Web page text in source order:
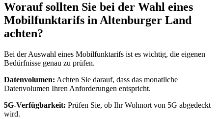
Worauf sollten Sie bei der Wahl eines
Mobilfunktarifs in Altenburger Land
achten?
Bei der Auswahl eines Mobilfunktarifs ist es wichtig, die eigenen
Bedürfnisse genau zu prüfen.
Datenvolumen: Achten Sie darauf, dass das monatliche
Datenvolumen Ihren Anforderungen entspricht.
5G-Verfügbarkeit: Prüfen Sie, ob Ihr Wohnort von 5G abgedeckt
wird.